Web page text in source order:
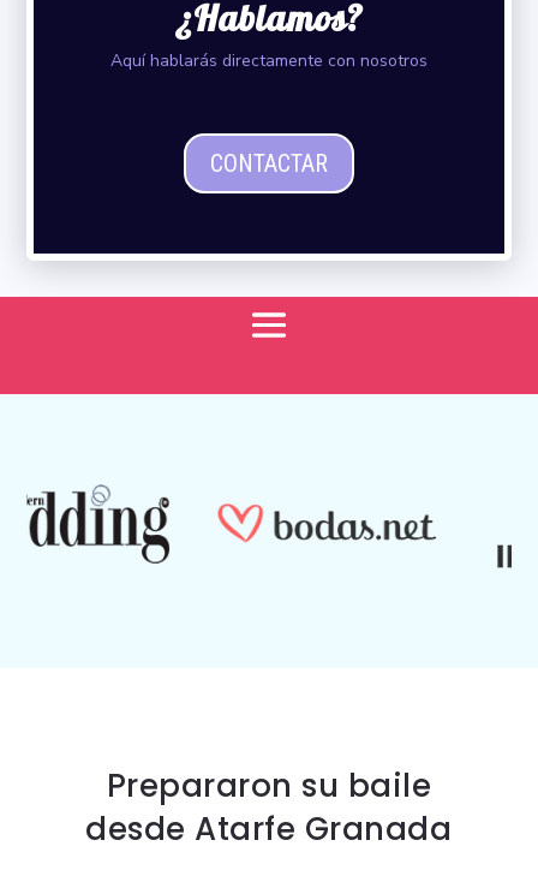
¿Hablamos?
Aquí hablarás directamente con nosotros
CONTACTAR
Prepararon su baile
desde Atarfe Granada